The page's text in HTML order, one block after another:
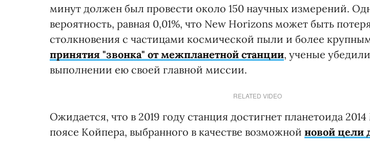
минут должен был провести около 150 научных измерений.
вероятность, равная 0,01%, что New Horizons может быть
столкновения с частицами космической пыли и более
принятия "звонка" от межпланетной станции, ученые
выполнении ею своей главной миссии.
RELATED VIDEO
Ожидается, что в 2019 году станция достигнет планетоида
поясе Койпера, выбранного в качестве возможной новой цели